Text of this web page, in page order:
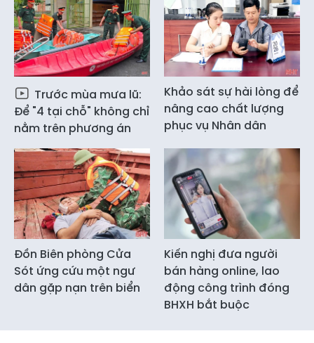
Trước mùa mưa lũ:
Để "4 tại chỗ" không chỉ
nằm trên phương án
Khảo sát sự hài lòng để
nâng cao chất lượng
phục vụ Nhân dân
Đồn Biên phòng Cửa
Sót ứng cứu một ngư
dân gặp nạn trên biển
Kiến nghị đưa người
bán hàng online, lao
động công trình đóng
BHXH bắt buộc